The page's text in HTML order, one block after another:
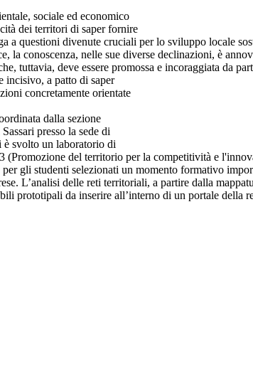
sociale ed economico
dei territori di saper fornire
questioni divenute cruciali per lo sviluppo locale
conoscenza, nelle sue diverse declinazioni, è
tuttavia, deve essere promossa e incoraggiata da
incisivo, a patto di saper
concretamente orientate
dalla sezione
presso la sede di
è svolto un laboratorio di
del territorio per la competitività e
gli studenti selezionati un momento formativo
L’analisi delle reti territoriali, a partire dalla
prototipali da inserire all’interno di un portale della